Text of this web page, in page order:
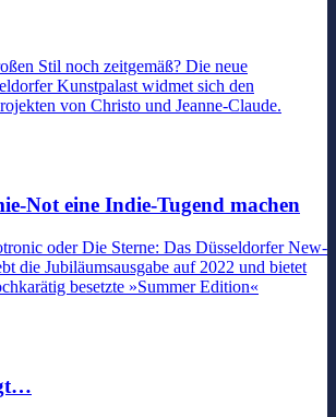
Stil noch zeitgemäß? Die neue
Kunstpalast widmet sich den
von Christo und Jeanne-Claude.
Not eine Indie-Tugend machen
oder Die Sterne: Das Düsseldorfer New-
die Jubiläumsausgabe auf 2022 und bietet
besetzte »Summer Edition«